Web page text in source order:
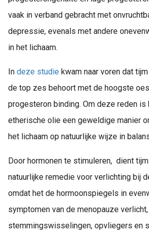
vaak in verband gebracht met
depressie, evenals met andere
in het lichaam.
In deze studie kwam naar voren dat
de top zes behoort met de hoogste
progesteron binding. Om deze reden is
etherische olie een geweldige manier
het lichaam op natuurlijke wijze in
Door hormonen te stimuleren, dient
natuurlijke remedie voor verlichting bij
omdat het de hormoonspiegels in
symptomen van de menopauze
stemmingswisselingen, opvliegers en